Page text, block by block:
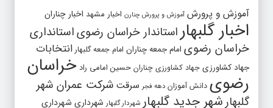
آموزش و پرورش آموزش و پرورش چنارن اخبار مشهد اخبار چناران
اخبار گلبهار استاندار خراسان رضویاستانداری
خراسان رضوی امام جمعه چناران امام جمعه گلبهار انتخابات
جهاد کشاورزی جهاد کشاورزی چناران حسین امامی راد خراسان
رضوی دانش آموزان دهه فجر سرقت شرکت عمران شهر
گلبهار شهر جدید گلبهار شهردار گلبهار شهرداری شهرداری